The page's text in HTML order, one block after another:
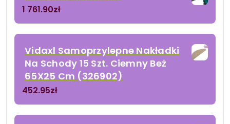
1 761.90zł
Vidaxl Samoprzylepne Nakładki
Na Schody 15 Szt. Ciemny Beż
65X25 Cm (326902)
452.95zł